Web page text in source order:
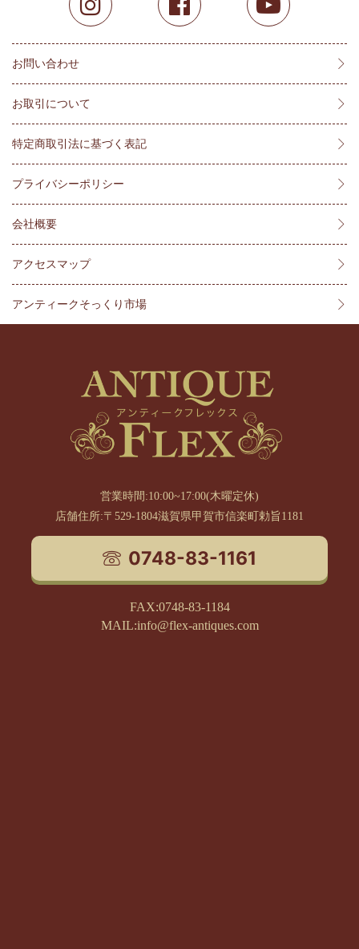
お問い合わせ
お取引について
特定商取引法に基づく表記
プライバシーポリシー
会社概要
アクセスマップ
アンティークそっくり市場
営業時間:10:00~17:00(木曜定休)
店舗住所:〒529-1804滋賀県甲賀市信楽町勅旨1181
0748-83-1161
FAX:0748-83-1184
MAIL:info@flex-antiques.com